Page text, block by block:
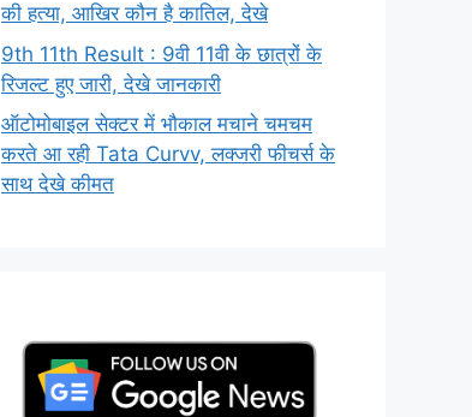
की हत्या, आखिर कौन है कातिल, देखे
9th 11th Result : 9वी 11वी के छात्रों के
रिजल्ट हुए जारी, देखे जानकारी
ऑटोमोबाइल सेक्टर में भौकाल मचाने चमचम
करते आ रही Tata Curvv, लक्जरी फीचर्स के
साथ देखे कीमत